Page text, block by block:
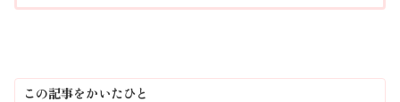
この記事をかいたひと